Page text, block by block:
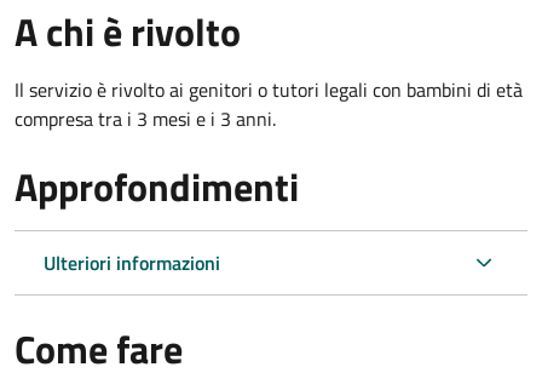
A chi è rivolto
Il servizio è rivolto ai genitori o tutori legali con bambini di età
compresa tra i 3 mesi e i 3 anni.
Approfondimenti
Ulteriori informazioni
Come fare